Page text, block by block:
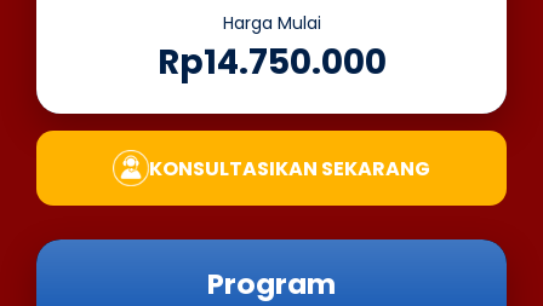
Harga Mulai
Rp14.750.000
KONSULTASIKAN SEKARANG
Program